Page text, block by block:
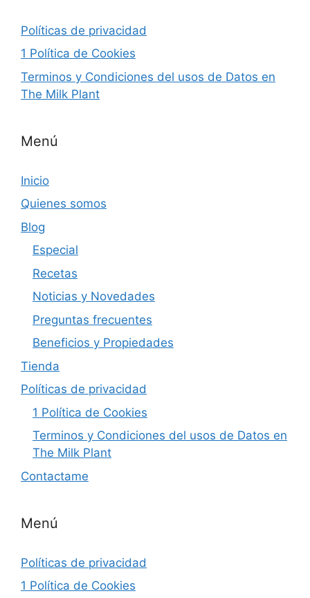
Políticas de privacidad
1 Política de Cookies
Terminos y Condiciones del usos de Datos en
The Milk Plant
Menú
Inicio
Quienes somos
Blog
Especial
Recetas
Noticias y Novedades
Preguntas frecuentes
Beneficios y Propiedades
Tienda
Políticas de privacidad
1 Política de Cookies
Terminos y Condiciones del usos de Datos en
The Milk Plant
Contactame
Menú
Políticas de privacidad
1 Política de Cookies